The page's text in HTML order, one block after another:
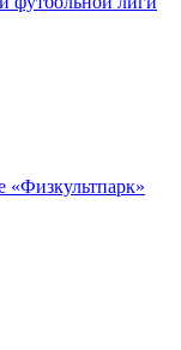
«Физкультпарк»